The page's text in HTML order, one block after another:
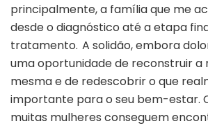
principalmente, a família que me
desde o diagnóstico até a etapa
tratamento. A solidão, embora
uma oportunidade de reconstruir a
mesma e de redescobrir o que
importante para o seu bem-estar.
muitas mulheres conseguem